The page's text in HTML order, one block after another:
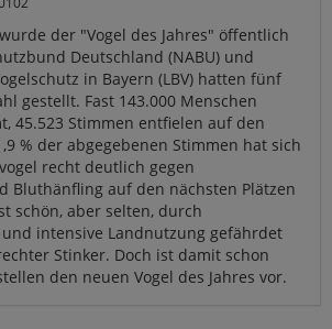
der "Vogel des Jahres" öffentlich
Deutschland (NABU) und
in Bayern (LBV) hatten fünf
gestellt. Fast 143.000 Menschen
45.523 Stimmen entfielen auf den
% der abgegebenen Stimmen hat sich
recht deutlich gegen
Bluthänfling auf den nächsten Plätzen
schön, aber selten, durch
intensive Landnutzung gefährdet
Stinker. Doch ist damit schon
den neuen Vogel des Jahres vor.